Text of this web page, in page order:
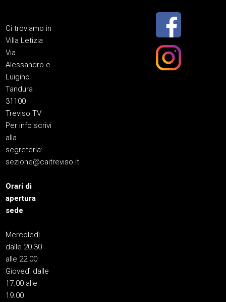
Ci troviamo in
Villa Letizia
Via
Alessandro e
Luigino
Tandura
31100
Treviso TV
Per info scrivi
alla
segreteria:
sezione@caitreviso.it
Orari di
apertura
sede
Mercoledì
dalle 20.30
alle 22.00
Giovedì dalle
17.00 alle
19.00